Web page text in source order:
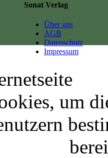
Sonat Verlag
Über uns
AGB
Datenschutz
Impressum
um